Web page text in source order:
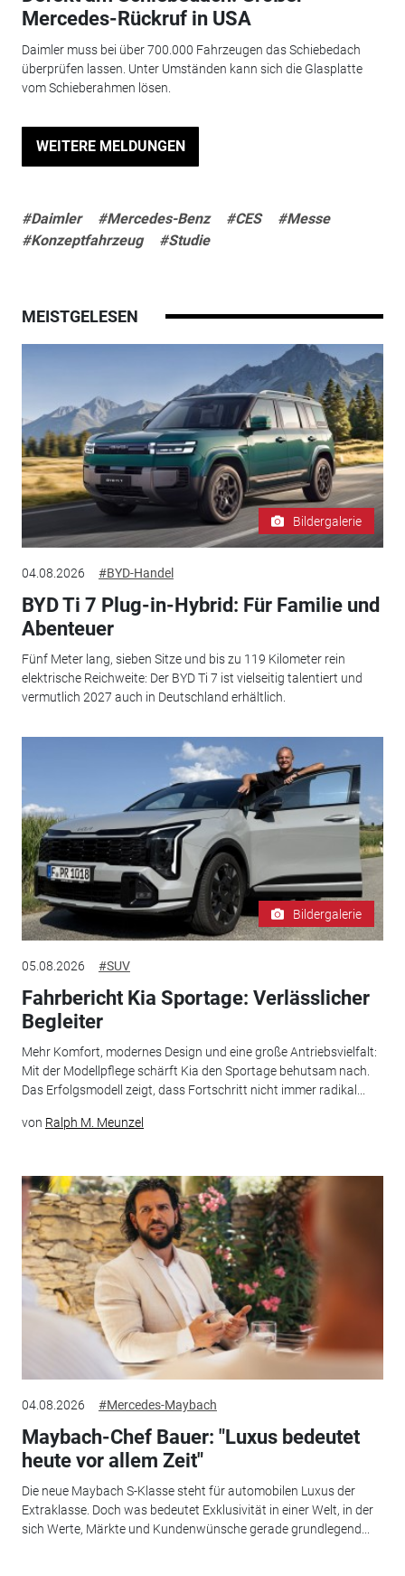
Mercedes-Rückruf in USA
Daimler muss bei über 700.000 Fahrzeugen das Schiebedach
überprüfen lassen. Unter Umständen kann sich die Glasplatte
vom Schieberahmen lösen.
WEITERE MELDUNGEN
#Daimler #Mercedes-Benz #CES
#Messe
#Konzeptfahrzeug
#Studie
MEISTGELESEN
Bildergalerie
04.08.2026 #BYD-Handel
BYD Ti 7 Plug-in-Hybrid: Für Familie und
Abenteuer
Fünf Meter lang, sieben Sitze und bis zu 119 Kilometer rein
elektrische Reichweite: Der BYD Ti 7 ist vielseitig talentiert und
vermutlich 2027 auch in Deutschland erhältlich.
Bildergalerie
05.08.2026 #SUV
Fahrbericht Kia Sportage: Verlässlicher
Begleiter
Mehr Komfort, modernes Design und eine große Antriebsvielfalt:
Mit der Modellpflege schärft Kia den Sportage behutsam nach.
Das Erfolgsmodell zeigt, dass Fortschritt nicht immer radikal...
von Ralph M. Meunzel
04.08.2026 #Mercedes-Maybach
Maybach-Chef Bauer: "Luxus bedeutet
heute vor allem Zeit"
Die neue Maybach S-Klasse steht für automobilen Luxus der
Extraklasse. Doch was bedeutet Exklusivität in einer Welt, in der
sich Werte, Märkte und Kundenwünsche gerade grundlegend...